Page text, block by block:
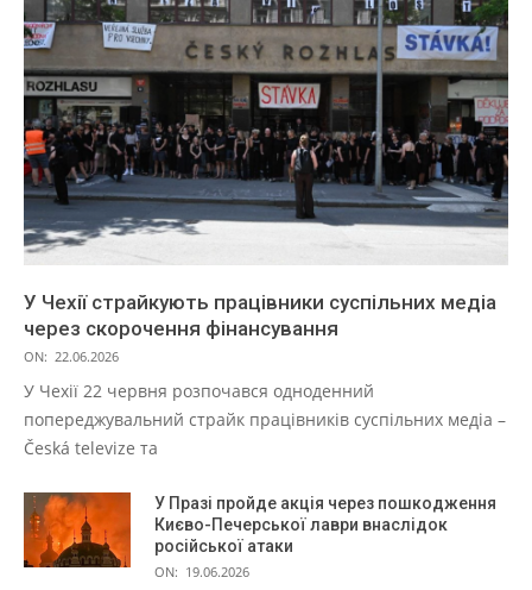
У Чехії страйкують працівники суспільних медіа
через скорочення фінансування
ON: 22.06.2026
У Чехії 22 червня розпочався одноденний
попереджувальний страйк працівників суспільних медіа –
Česká televize та
У Празі пройде акція через пошкодження
Києво-Печерської лаври внаслідок
російської атаки
ON: 19.06.2026